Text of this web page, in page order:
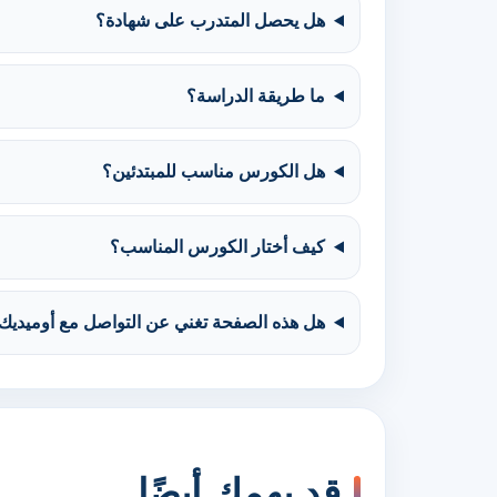
هل يحصل المتدرب على شهادة؟
ما طريقة الدراسة؟
هل الكورس مناسب للمبتدئين؟
كيف أختار الكورس المناسب؟
هل هذه الصفحة تغني عن التواصل مع